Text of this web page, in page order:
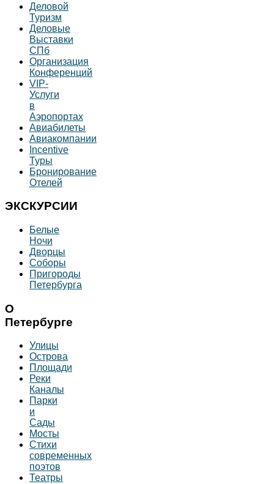
Деловой
Туризм
Деловые
Выставки
СПб
Организация
Конференций
VIP-
Услуги
в
Аэропортах
Авиабилеты
Авиакомпании
Incentive
Туры
Бронирование
Отелей
ЭКСКУРСИИ
Белые
Ночи
Дворцы
Соборы
Пригороды
Петербурга
О
Петербурге
Улицы
Острова
Площади
Реки
Каналы
Парки
и
Сады
Мосты
Стихи
современных
поэтов
Театры